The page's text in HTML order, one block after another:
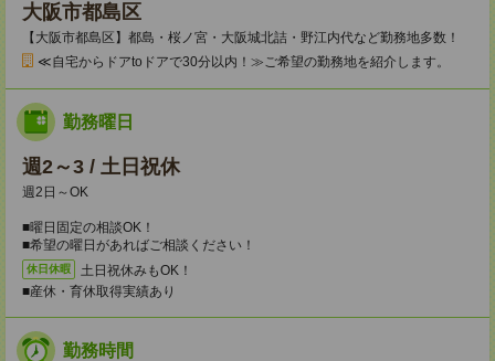
大阪市都島区
【大阪市都島区】都島・桜ノ宮・大阪城北詰・野江内代など勤務地多数！
≪自宅からドアtoドアで30分以内！≫ご希望の勤務地を紹介します。
勤務曜日
週2～3 / 土日祝休
週2日～OK
■曜日固定の相談OK！
■希望の曜日があればご相談ください！
休日休暇
土日祝休みもOK！
■産休・育休取得実績あり
勤務時間